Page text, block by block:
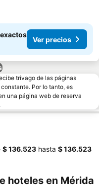
Ver precios
trivago de las páginas
Por lo tanto, es
una página web de reserva
‎$ 136.523 hasta ‎$ 136.523
hoteles en Mérida